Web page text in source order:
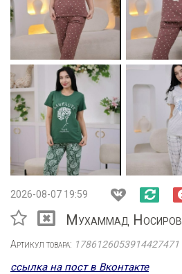
2026-08-07 19:59
Мухаммад Носиров
Артикул товара: 1786126053914427471
ссылка на пост в Вконтакте